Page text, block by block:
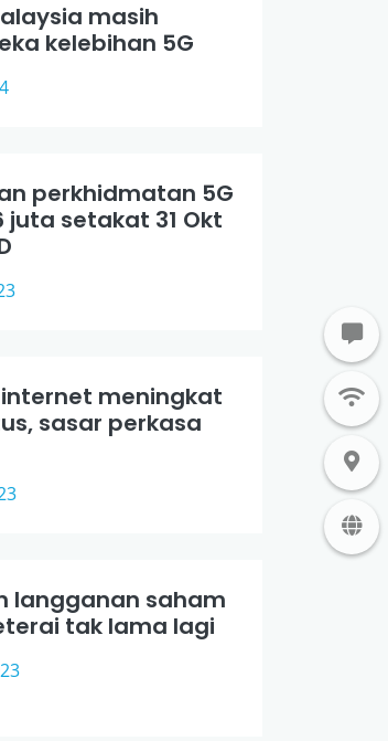
masih
kelebihan 5G
perkhidmatan 5G
juta setakat 31 Okt
meningkat
sasar perkasa
langganan saham
tak lama lagi